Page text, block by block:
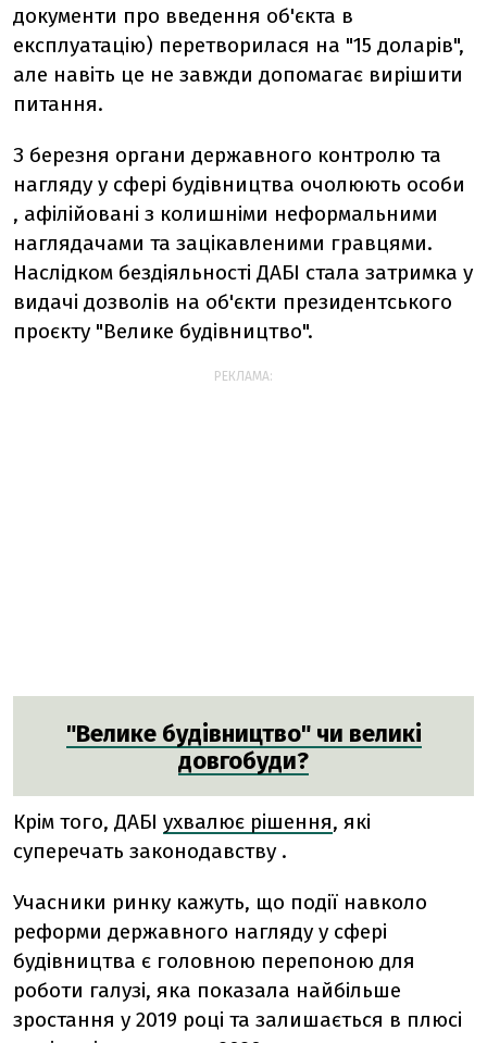
документи про введення об'єкта в
експлуатацію) перетворилася на "15 доларів",
але навіть це не завжди допомагає вирішити
питання.
З березня органи державного контролю та
нагляду у сфері будівництва очолюють особи
, афілійовані з колишніми неформальними
наглядачами та зацікавленими гравцями.
Наслідком бездіяльності ДАБІ стала затримка у
видачі дозволів на об'єкти президентського
проєкту "Велике будівництво".
РЕКЛАМА:
"Велике будівництво" чи великі
довгобуди?
Крім того, ДАБІ ухвалює рішення, які
суперечать законодавству .
Учасники ринку кажуть, що події навколо
реформи державного нагляду у сфері
будівництва є головною перепоною для
роботи галузі, яка показала найбільше
зростання у 2019 році та залишається в плюсі